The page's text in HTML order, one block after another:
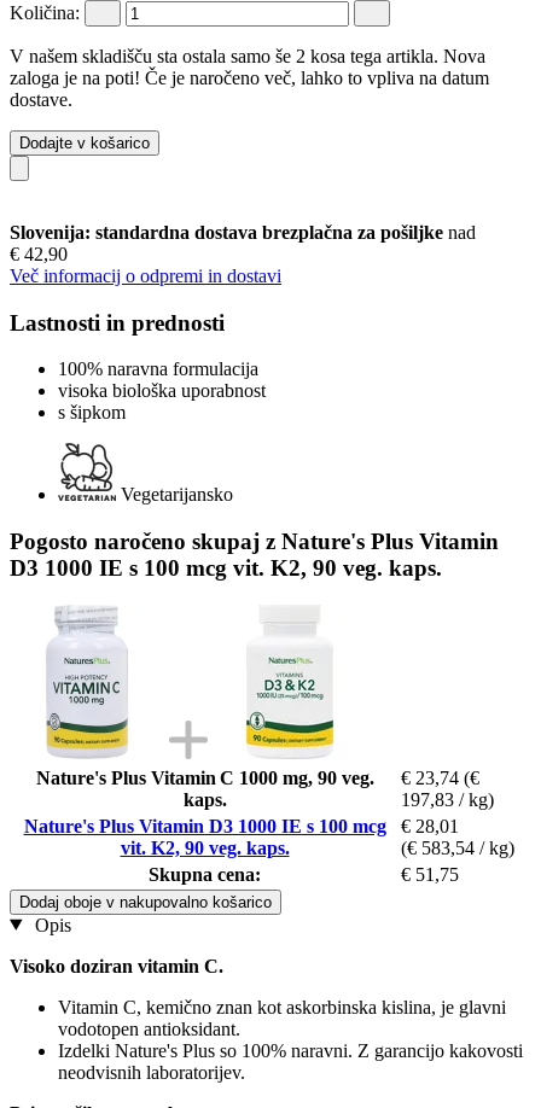
Količina:
V našem skladišču sta ostala samo še 2 kosa tega artikla. Nova
zaloga je na poti! Če je naročeno več, lahko to vpliva na datum
dostave.
Dodajte v košarico
Slovenija: standardna dostava brezplačna za pošiljke nad
€ 42,90
Več informacij o odpremi in dostavi
Lastnosti in prednosti
100% naravna formulacija
visoka biološka uporabnost
s šipkom
Vegetarijansko
Pogosto naročeno skupaj z Nature's Plus Vitamin
D3 1000 IE s 100 mcg vit. K2, 90 veg. kaps.
Nature's Plus Vitamin C 1000 mg, 90 veg.
kaps.
€ 23,74 (€
197,83 / kg)
Nature's Plus Vitamin D3 1000 IE s 100 mcg
vit. K2, 90 veg. kaps.
€ 28,01
(€ 583,54 / kg)
Skupna cena:
€ 51,75
Dodaj oboje v nakupovalno košarico
Opis
Visoko doziran vitamin C.
Vitamin C, kemično znan kot askorbinska kislina, je glavni
vodotopen antioksidant.
Izdelki Nature's Plus so 100% naravni. Z garancijo kakovosti
neodvisnih laboratorijev.